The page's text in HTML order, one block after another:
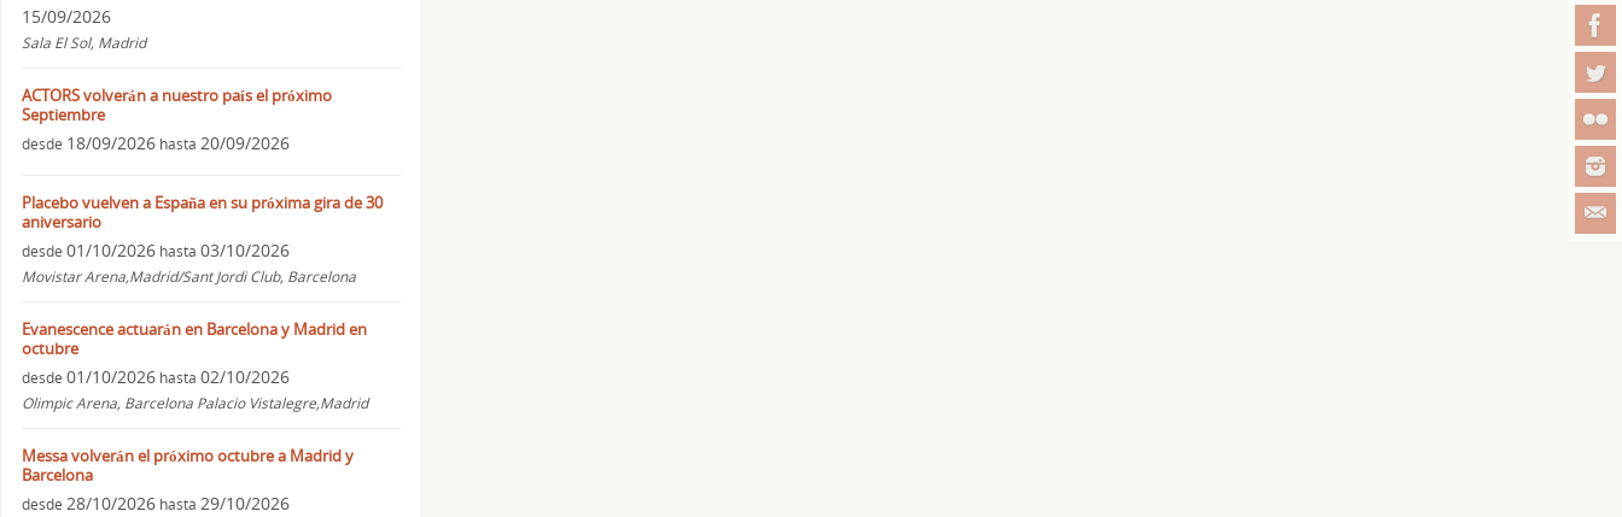
15/09/2026
Sala El Sol, Madrid
ACTORS volverán a nuestro país el próximo
Septiembre
desde 18/09/2026 hasta 20/09/2026
Placebo vuelven a España en su próxima gira de 30
aniversario
desde 01/10/2026 hasta 03/10/2026
Movistar Arena,Madrid/Sant Jordi Club, Barcelona
Evanescence actuarán en Barcelona y Madrid en
octubre
desde 01/10/2026 hasta 02/10/2026
Olimpic Arena, Barcelona Palacio Vistalegre,Madrid
Messa volverán el próximo octubre a Madrid y
Barcelona
desde 28/10/2026 hasta 29/10/2026